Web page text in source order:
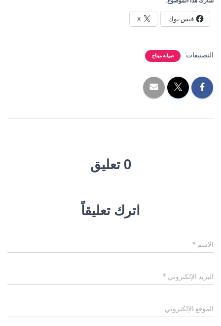
فيس بوك X
التصنيفات: صيانة ميتاج
0 تعليق
اترك تعليقاً
الاسم *
البريد الإلكتروني *
الموقع الإلكتروني